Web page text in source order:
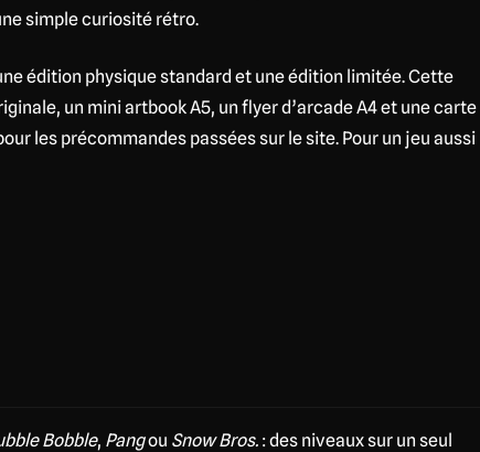
simple curiosité rétro.
édition physique standard et une édition limitée. Cette
un mini artbook A5, un flyer d’arcade A4 et une carte
les précommandes passées sur le site. Pour un jeu aussi
Bobble, Pangou Snow Bros. : des niveaux sur un seul